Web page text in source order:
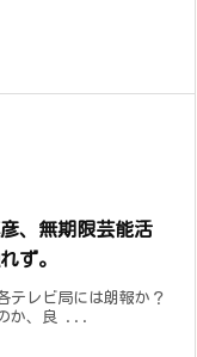
、無期限芸能活
ず。
テレビ局には朗報か？
か、良 ...